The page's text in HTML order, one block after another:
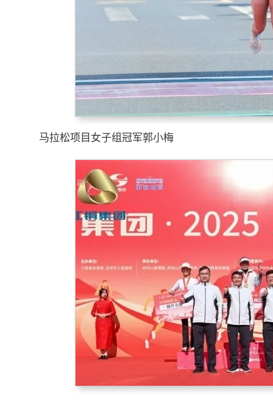
马拉松项目女子组冠军郭小梅